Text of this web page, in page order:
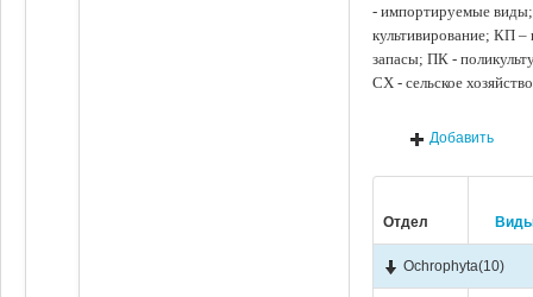
- импортируемые
культивирование; КП
запасы; ПК -
СХ - сельское
Добавить
Отдел
Ochrophyta(10)